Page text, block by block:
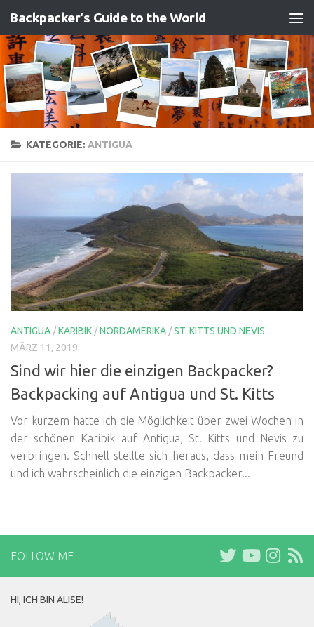
Zum Inhalt springen
Backpacker's Guide to the World
KATEGORIE: ANTIGUA
ANTIGUA /KARIBIK /NORDAMERIKA /ST. KITTS UND NEVIS
MÄRZ 11, 2019
Sind wir hier die einzigen Backpacker?
Backpacking auf Antigua und St. Kitts
Vor kurzem hatte ich die Möglichkeit über zwei Wochen in
der schönen Karibik auf Antigua, St. Kitts und Nevis zu
verbringen. Schnell stellte sich heraus, dass mein Freund
und ich wahrscheinlich die einzigen Backpacker...
FOLLOW ME
HI, ICH BIN ALISE!